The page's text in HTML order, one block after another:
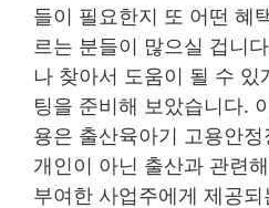
들이 필요한지 또 어떤 혜
르는 분들이 많으실 겁니
나 찾아서 도움이 될 수 있
팅을 준비해 보았습니다.
용은 출산육아기 고용안
개인이 아닌 출산과 관련
부여한 사업주에게 제공